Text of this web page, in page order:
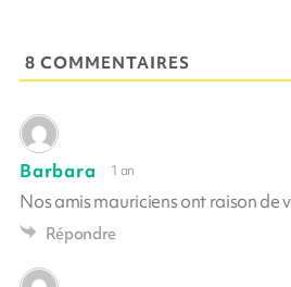
8 COMMENTAIRES
Barbara 1 an
Nos amis mauriciens ont raison de
Répondre